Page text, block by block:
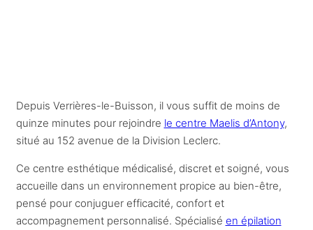
Depuis Verrières-le-Buisson, il vous suffit de moins de
quinze minutes pour rejoindre le centre Maelis d’Antony,
situé au 152 avenue de la Division Leclerc.
Ce centre esthétique médicalisé, discret et soigné, vous
accueille dans un environnement propice au bien-être,
pensé pour conjuguer efficacité, confort et
accompagnement personnalisé. Spécialisé en épilation